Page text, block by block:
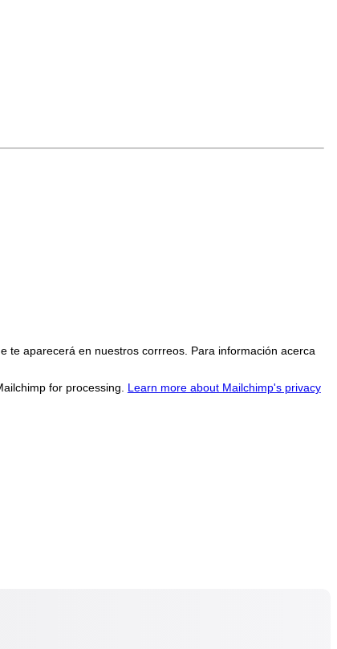
te aparecerá en nuestros corrreos. Para información acerca
for processing. Learn more about Mailchimp's privacy